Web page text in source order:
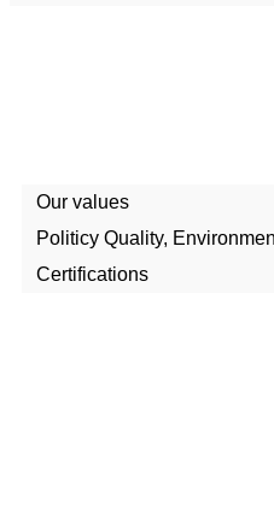
Our values
Politicy Quality,
Certifications